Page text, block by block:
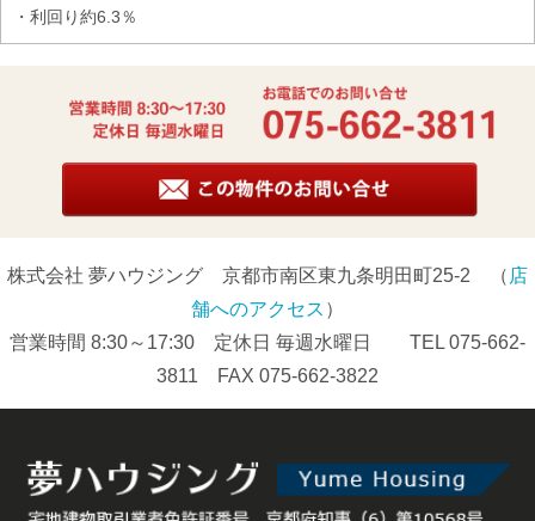
・利回り約6.3％
株式会社 夢ハウジング 京都市南区東九条明田町25-2 （ 店
舗へのアクセス ）
営業時間 8:30～17:30 定休日 毎週水曜日 TEL 075-662-
3811 FAX 075-662-3822